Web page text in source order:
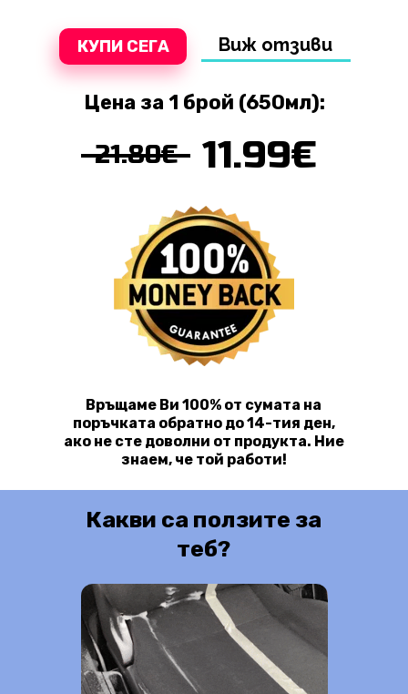
КУПИ СЕГА Виж отзиви
Цена за 1 брой (650мл):
Връщаме Ви 100% от сумата на
поръчката обратно до 14-тия ден,
ако не сте доволни от продукта. Ние
знаем, че той работи!
11.99€
21.80€
Какви са ползите за
теб?